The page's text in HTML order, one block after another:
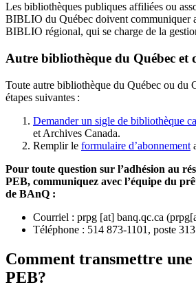
Les bibliothèques publiques affiliées ou
BIBLIO du Québec doivent communiquer
BIBLIO régional, qui se charge de la
Autre bibliothèque du Québec et
Toute autre bibliothèque du Québec ou du
étapes suivantes :
Demander un sigle de bibliothèque
et Archives Canada.
Remplir le formulaire d’abonnement
Pour toute question sur l’adhésion au
PEB, communiquez avec l’équipe du
de BAnQ :
Courriel : prpg [at] banq.qc.ca (
Téléphone : 514 873-1101, poste
Comment transmettre une
PEB?